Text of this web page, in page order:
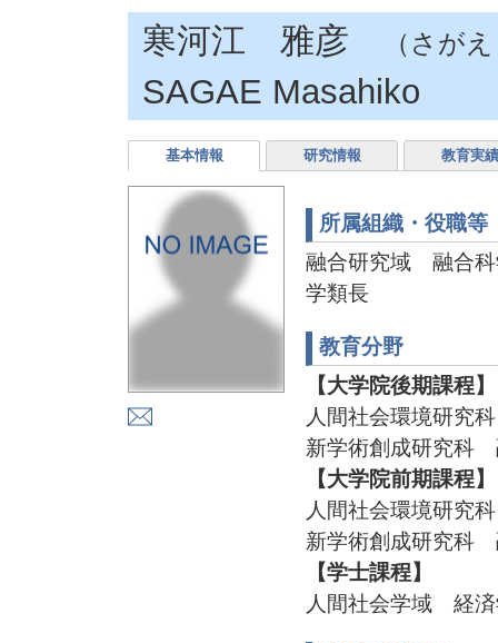
寒河江 雅彦 （さが
SAGAE Masahiko
基本情報 研究情報 教育実績
所属組織・役職等
融合研究域 融合
学類長
教育分野
【大学院後期課程】
人間社会環境研究
新学術創成研究科
【大学院前期課程】
人間社会環境研究
新学術創成研究科
【学士課程】
人間社会学域 経